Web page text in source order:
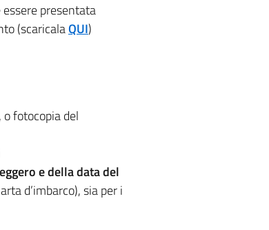
presentata
(scaricalaQUI)
fotocopia del
e della data del
d’imbarco), sia per i